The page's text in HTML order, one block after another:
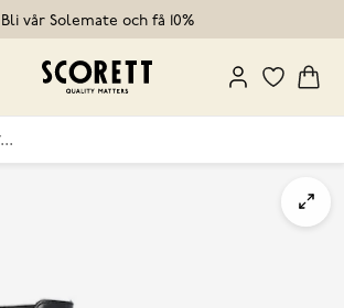
Bli vår Solemate och få 10%